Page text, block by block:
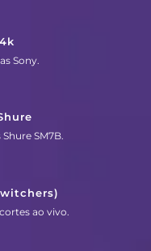
Sony.
SM7B.
ao vivo.